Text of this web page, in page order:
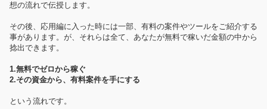
想の流れで伝授します。
その後、応用編に入った時には一部、有料の案件やツールをご紹介する
事があります。が、それらは全て、あなたが無料で稼いだ金額の中から
捻出できます。
1.無料でゼロから稼ぐ
2.その資金から、有料案件を手にする
という流れです。